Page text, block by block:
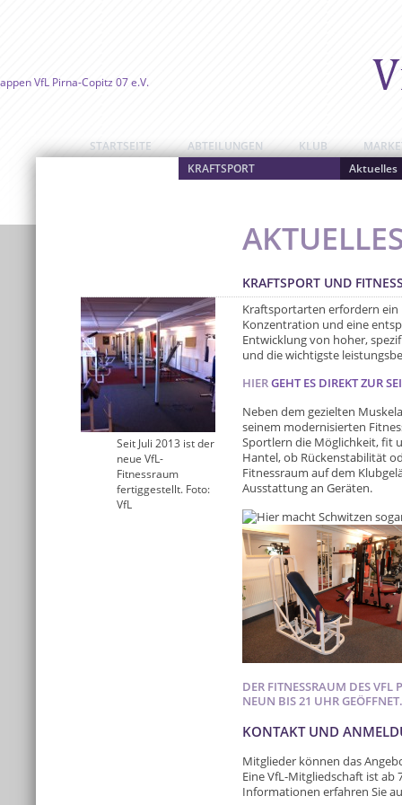
STARTSEITE
ABTEILUNGEN
KRAFTSPORT
Aktuelles
KLUB
KRAFTSPORT UND
Kraftsportarten erfordern ein
Konzentration und eine
Entwicklung von hoher,
und die wichtigste
HIERGEHT ES DIREKT ZUR
Neben dem gezielten
seinem modernisierten
Sportlern die Möglichkeit, fit
Hantel, ob Rückenstabilität
Fitnessraum auf dem
Ausstattung an Geräten.
DER FITNESSRAUM DES VFL
NEUN BIS 21 UHR GEÖFFNET.
KONTAKT UND
Mitglieder können das
Eine VfL-Mitgliedschaft ist ab
Informationen erfahren Sie
Seit Juli 2013 ist der
neue VfL-
Fitnessraum
fertiggestellt. Foto:
VfL